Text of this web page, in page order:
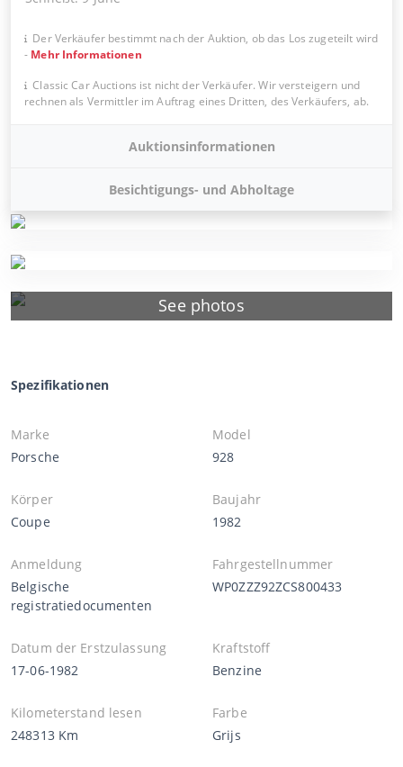
See photos
Der Verkäufer bestimmt nach der Auktion, ob das Los zugeteilt wird
- Mehr Informationen
Classic Car Auctions ist nicht der Verkäufer. Wir versteigern und
rechnen als Vermittler im Auftrag eines Dritten, des Verkäufers, ab.
Auktionsinformationen
Besichtigungs- und Abholtage
Spezifikationen
Marke
Porsche
Model
928
Körper
Coupe
Baujahr
1982
Anmeldung
Belgische
registratiedocumenten
Fahrgestellnummer
WP0ZZZ92ZCS800433
Datum der Erstzulassung
17-06-1982
Kraftstoff
Benzine
Kilometerstand lesen
248313 Km
Farbe
Grijs